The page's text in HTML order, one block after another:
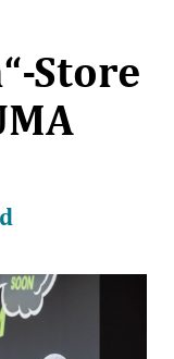
Store